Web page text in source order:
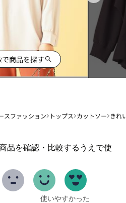
で商品を探す
スファッション トップス カットソー きれ
品を確認・比較するうえで使
使いやすかった